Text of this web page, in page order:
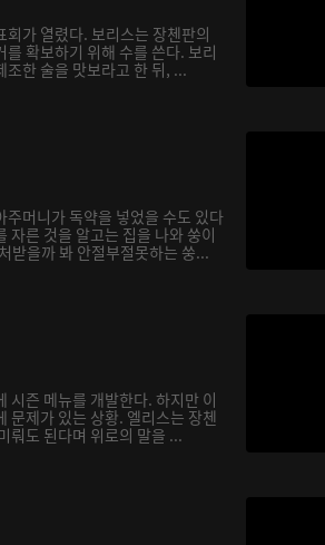
회가 열렸다. 보리스는 장첸판의
확보하기 위해 수를 쓴다. 보리
조한 술을 맛보라고 한 뒤, ...
주머니가 독약을 넣었을 수도 있다
자른 것을 알고는 집을 나와 쑹이
받을까 봐 안절부절못하는 쑹...
시즌 메뉴를 개발한다. 하지만 이
문제가 있는 상황. 엘리스는 장첸
뤄도 된다며 위로의 말을 ...